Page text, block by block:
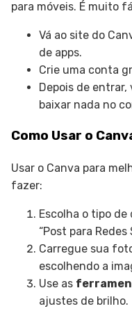
para móveis. É muito
Vá ao site do
de apps.
Crie uma conta
Depois de entrar,
baixar nada no
Como Usar o
Usar o Canva para
fazer:
Escolha o tipo
“Post para Redes
Carregue sua
escolhendo a
Use as
ajustes de brilho.